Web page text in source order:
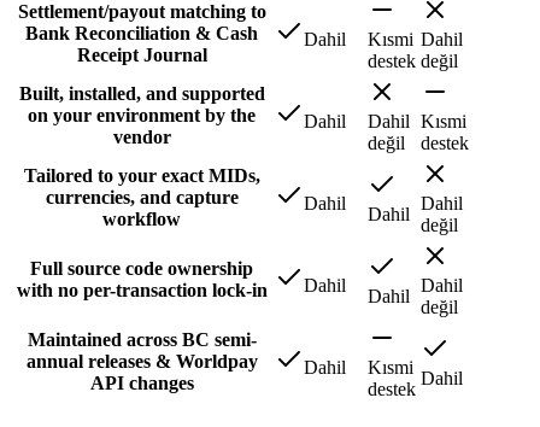
Settlement/payout matching to
Bank Reconciliation & Cash
Receipt Journal
Dahil
Kısmi
destek
Dahil
değil
Built, installed, and supported
on your environment by the
vendor
Dahil
Dahil
değil
Kısmi
destek
Tailored to your exact MIDs,
currencies, and capture
workflow
Dahil
Dahil
Dahil
değil
Full source code ownership
with no per-transaction lock-in
Dahil
Dahil
Dahil
değil
Maintained across BC semi-
annual releases & Worldpay
API changes
Dahil
Kısmi
destek
Dahil